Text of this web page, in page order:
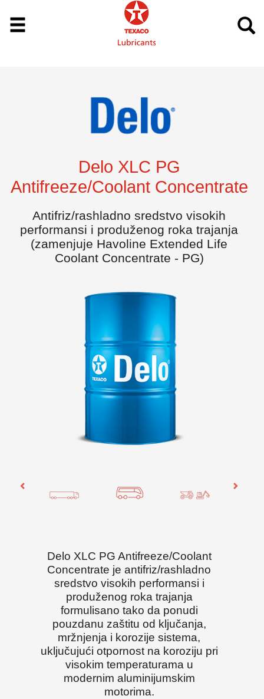
Delo XLC PG
Antifreeze/Coolant Concentrate
Antifriz/rashladno sredstvo visokih
performansi i produženog roka trajanja
(zamenjuje Havoline Extended Life
Coolant Concentrate - PG)
Delo XLC PG Antifreeze/Coolant
Concentrate je antifriz/rashladno
sredstvo visokih performansi i
produženog roka trajanja
formulisano tako da ponudi
pouzdanu zaštitu od ključanja,
mržnjenja i korozije sistema,
uključujući otpornost na koroziju pri
visokim temperaturama u
modernim aluminijumskim
motorima.